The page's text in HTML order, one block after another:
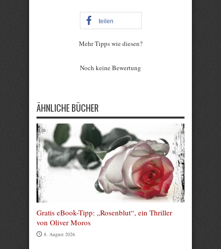
teilen
Mehr Tipps wie diesen?
Noch keine Bewertung
ÄHNLICHE BÜCHER
Gratis eBook-Tipp: „Rosenblut“, ein Thriller
von Oliver Moros
8. August 2026